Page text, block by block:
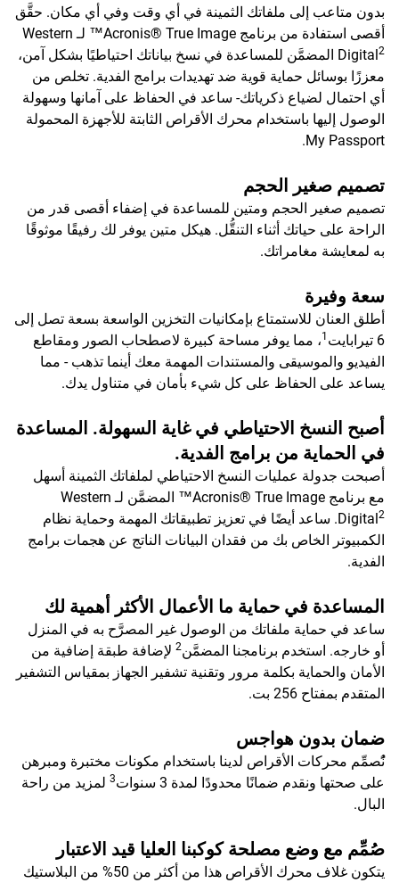
بدون متاعب إلى ملفاتك الثمينة في أي وقت وفي أي مكان. حقَّق
أقصى استفادة من برنامج Acronis® True Image™ لـ Western
Digital2
المضمَّن للمساعدة في نسخ بياناتك احتياطيًا بشكل آمن،
معززًا بوسائل حماية قوية ضد تهديدات برامج الفدية. تخلص من
أي احتمال لضياع ذكرياتك- ساعد في الحفاظ على آمانها وسهولة
الوصول إليها باستخدام محرك الأقراص الثابتة للأجهزة المحمولة
My Passport.
تصميم صغير الحجم
تصميم صغير الحجم ومتين للمساعدة في إضفاء أقصى قدر من
الراحة على حياتك أثناء التنقُّل. هيكل متين يوفر لك رفيقًا موثوقًا
به لمعايشة مغامراتك.
سعة وفيرة
أطلق العنان للاستمتاع بإمكانيات التخزين الواسعة بسعة تصل إلى
6 تيرابايت
1، مما يوفر مساحة كبيرة لاصطحاب الصور ومقاطع
الفيديو والموسيقى والمستندات المهمة معك أينما تذهب - مما
يساعد على الحفاظ على كل شيء بأمان في متناول يدك.
أصبح النسخ الاحتياطي في غاية السهولة. المساعدة
في الحماية من برامج الفدية.
أصبحت جدولة عمليات النسخ الاحتياطي لملفاتك الثمينة أسهل
مع برنامج Acronis® True Image™ المضمَّن لـ Western
Digital2
. ساعد أيضًا في تعزيز تطبيقاتك المهمة وحماية نظام
الكمبيوتر الخاص بك من فقدان البيانات الناتج عن هجمات برامج
الفدية.
المساعدة في حماية ما الأعمال الأكثر أهمية لك
ساعد في حماية ملفاتك من الوصول غير المصرَّح به في المنزل
أو خارجه. استخدم برنامجنا المضمَّن2 لإضافة طبقة إضافية من
الأمان والحماية بكلمة مرور وتقنية تشفير الجهاز بمقياس التشفير
المتقدم بمفتاح 256 بت.
ضمان بدون هواجس
نًُصمِّم محركات الأقراص لدينا باستخدام مكونات مختبرة ومبرهن
على صحتها ونقدم ضمانًا محدودًا لمدة 3 سنوات
3 لمزيد من راحة
البال.
صُمِّم مع وضع مصلحة كوكبنا العليا قيد الاعتبار
يتكون غلاف محرك الأقراص هذا من أكثر من 50% من البلاستيك